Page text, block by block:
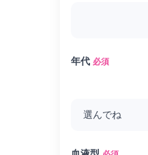
年代 必須